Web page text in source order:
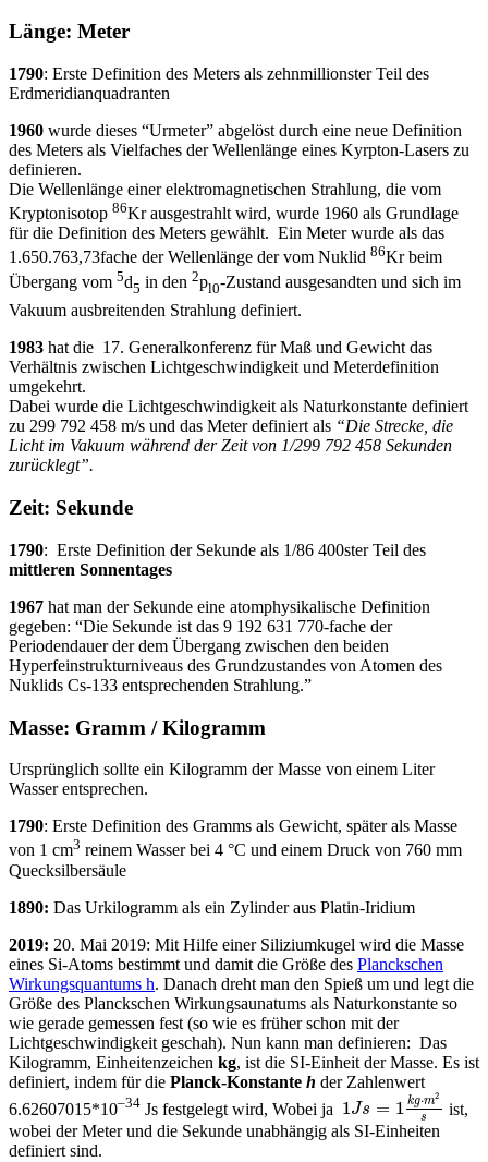
Länge: Meter
1790: Erste Definition des Meters als zehnmillionster Teil des
Erdmeridianquadranten
1960 wurde dieses “Urmeter” abgelöst durch eine neue Definition
des Meters als Vielfaches der Wellenlänge eines Kyrpton-Lasers zu
definieren.
Die Wellenlänge einer elektromagnetischen Strahlung, die vom
Kryptonisotop 86Kr ausgestrahlt wird, wurde 1960 als Grundlage
für die Definition des Meters gewählt. Ein Meter wurde als das
1.650.763,73fache der Wellenlänge der vom Nuklid 86Kr beim
Übergang vom 5d5 in den 2pl0-Zustand ausgesandten und sich im
Vakuum ausbreitenden Strahlung definiert.
1983 hat die 17. Generalkonferenz für Maß und Gewicht das
Verhältnis zwischen Lichtgeschwindigkeit und Meterdefinition
umgekehrt.
Dabei wurde die Lichtgeschwindigkeit als Naturkonstante definiert
zu 299 792 458 m/s und das Meter definiert als “Die Strecke, die
Licht im Vakuum während der Zeit von 1/299 792 458 Sekunden
zurücklegt”.
Zeit: Sekunde
1790: Erste Definition der Sekunde als 1/86 400ster Teil des
mittleren Sonnentages
1967 hat man der Sekunde eine atomphysikalische Definition
gegeben: “Die Sekunde ist das 9 192 631 770-fache der
Periodendauer der dem Übergang zwischen den beiden
Hyperfeinstrukturniveaus des Grundzustandes von Atomen des
Nuklids Cs-133 entsprechenden Strahlung.”
Masse: Gramm / Kilogramm
Ursprünglich sollte ein Kilogramm der Masse von einem Liter
Wasser entsprechen.
1790: Erste Definition des Gramms als Gewicht, später als Masse
von 1 cm3 reinem Wasser bei 4 °C und einem Druck von 760 mm
Quecksilbersäule
1890: Das Urkilogramm als ein Zylinder aus Platin-Iridium
2019: 20. Mai 2019: Mit Hilfe einer Siliziumkugel wird die Masse
eines Si-Atoms bestimmt und damit die Größe des Planckschen
Wirkungsquantums h. Danach dreht man den Spieß um und legt die
Größe des Planckschen Wirkungsaunatums als Naturkonstante so
wie gerade gemessen fest (so wie es früher schon mit der
Lichtgeschwindigkeit geschah). Nun kann man definieren: Das
Kilogramm, Einheitenzeichen kg, ist die SI-Einheit der Masse. Es ist
definiert, indem für die Planck-Konstante h der Zahlenwert
6 62607015*10–34 Js festgelegt wird, Wobei ja 1Js = 1 kg⋅m2
s
ist,
wobei der Meter und die Sekunde unabhängig als SI-Einheiten
definiert sind.